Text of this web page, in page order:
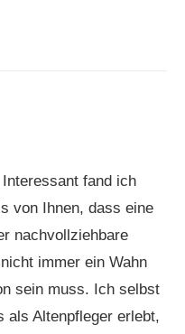
fand ich
von Ihnen, dass eine
nachvollziehbare
immer ein Wahn
sein muss. Ich selbst
als Altenpfleger erlebt,